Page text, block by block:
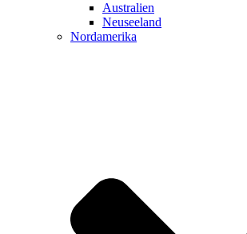
Australien
Neuseeland
Nordamerika